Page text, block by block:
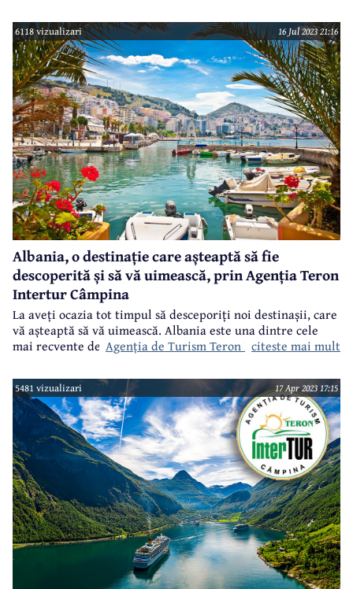
6118 vizualizari 16 Jul 2023 21:16
Albania, o destinație care așteaptă să fie
descoperită și să vă uimească, prin Agenția Teron
Intertur Câmpina
La
Agenția de Turism Teron Intertur Câmpina
aveți ocazia tot timpul să desceporiți noi destinașii, care
vă așteaptă să vă uimească. Albania este una dintre cele
mai recvente destinații de acest gen, mai ales că din lune
către capitala Albaniei, Tirana.
citeste mai mult
5481 vizualizari 17 Apr 2023 17:15